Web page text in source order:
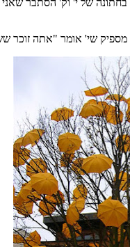
בחתונה של י' וק' הסתבר שאני
מספיק שי' אומר "אתה זוכר